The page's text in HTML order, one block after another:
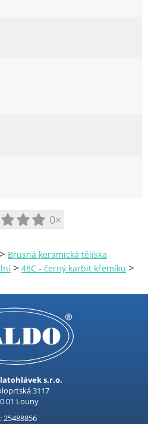
0×
> Brusná keramická tělíska
> 48C - černý karbit křemíku >
s.r.o.
3117
01 Louny
25488856